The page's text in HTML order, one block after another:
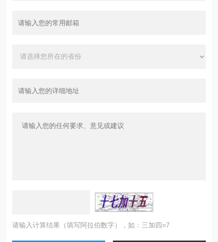
请输入计算结果（填写阿拉伯数字），如：三加四=7